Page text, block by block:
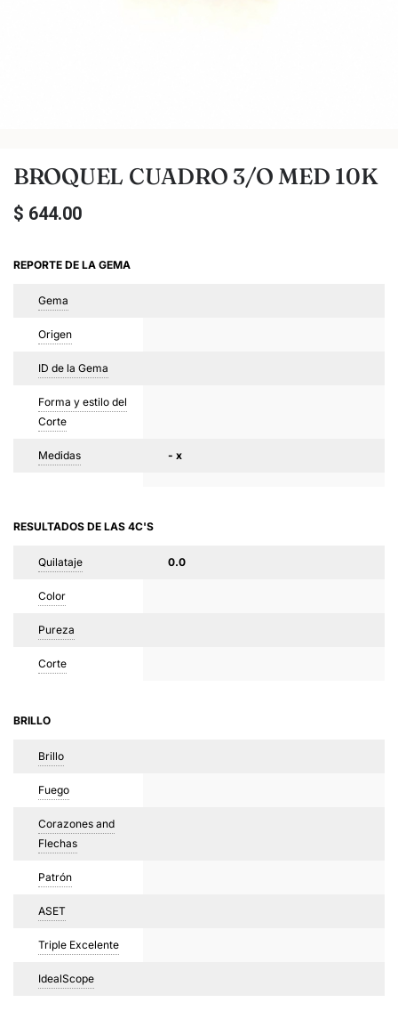
BROQUEL CUADRO 3/O MED 10K
$ 644.00
REPORTE DE LA GEMA
Gema
Origen
ID de la Gema
Forma y estilo del
Corte
Medidas - x
RESULTADOS DE LAS 4C'S
Quilataje 0.0
Color
Pureza
Corte
BRILLO
Brillo
Fuego
Corazones and
Flechas
Patrón
ASET
Triple Excelente
IdealScope